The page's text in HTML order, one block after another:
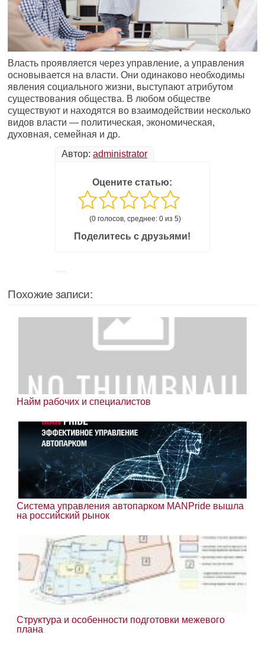
Власть проявляется через управление, а управления
основывается на власти. Они одинаково необходимы
явления социального жизни, выступают атрибутом
существования общества. В любом обществе
существуют и находятся во взаимодействии несколько
видов власти — политическая, экономическая,
духовная, семейная и др.
Автор: administrator
Оцените статью:
(0 голосов, среднее: 0 из 5)
Поделитесь с друзьями!
Похожие записи:
Найм рабочих и специалистов
Система управления автопарком МАNPride вышла
на российский рынок
Структура и особенности подготовки межевого
плана